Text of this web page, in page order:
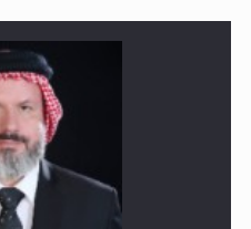
حفل توزيع الشهادات في